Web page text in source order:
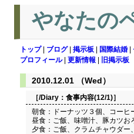
やなたの
トップ| ブログ| 掲示板 国際結婚
プロフィール| 更新情報 旧掲示板
2010.12.01 （Wed）
［/Diary： 食事内容(12/1)］
朝食：ドーナッツ３個、コーヒ
昼食：ご飯、味噌汁、豚カツお
夕食：ご飯、クラムチャウダー